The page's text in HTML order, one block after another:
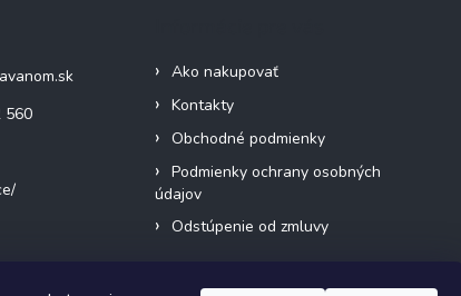
560
Ako nakupovať
Kontakty
Obchodné podmienky
Podmienky ochrany osobných
údajov
Odstúpenie od zmluvy